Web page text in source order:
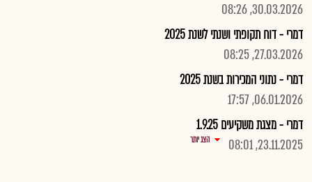
30.03.2026, 08:26
דמרי - דוח תקופתי ושנתי לשנת 2025
27.03.2026, 08:25
דמרי - נתוני המכירות בשנת 2025
06.01.2026, 17:57
דמרי - מצגת משקיעים 1.9.25
23.11.2025, 08:01
הצג יותר